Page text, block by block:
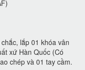
lắp 01 khóa vân
xứ Hàn Quốc (Có
chép và 01 tay cầm.